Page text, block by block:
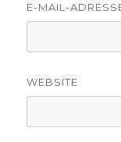
E-MAIL-
WEBSITE